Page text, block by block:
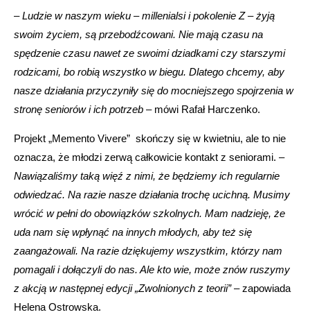
–Ludzie w naszym wieku – millenialsi i pokolenie Z – żyją
swoim życiem, są przebodźcowani. Nie mają czasu na
spędzenie czasu nawet ze swoimi dziadkami czy starszymi
rodzicami, bo robią wszystko w biegu. Dlatego chcemy, aby
nasze działania przyczyniły się do mocniejszego spojrzenia w
stronę seniorów i ich potrzeb – mówi Rafał Harczenko.
Projekt „Memento Vivere” skończy się w kwietniu, ale to nie
oznacza, że młodzi zerwą całkowicie kontakt z seniorami. –
Nawiązaliśmy taką więź z nimi, że będziemy ich regularnie
odwiedzać. Na razie nasze działania trochę ucichną. Musimy
wrócić w pełni do obowiązków szkolnych. Mam nadzieję, że
uda nam się wpłynąć na innych młodych, aby też się
zaangażowali. Na razie dziękujemy wszystkim, którzy nam
pomagali i dołączyli do nas. Ale kto wie, może znów ruszymy
z akcją w następnej edycji „Zwolnionych z teorii”– zapowiada
Helena Ostrowska.